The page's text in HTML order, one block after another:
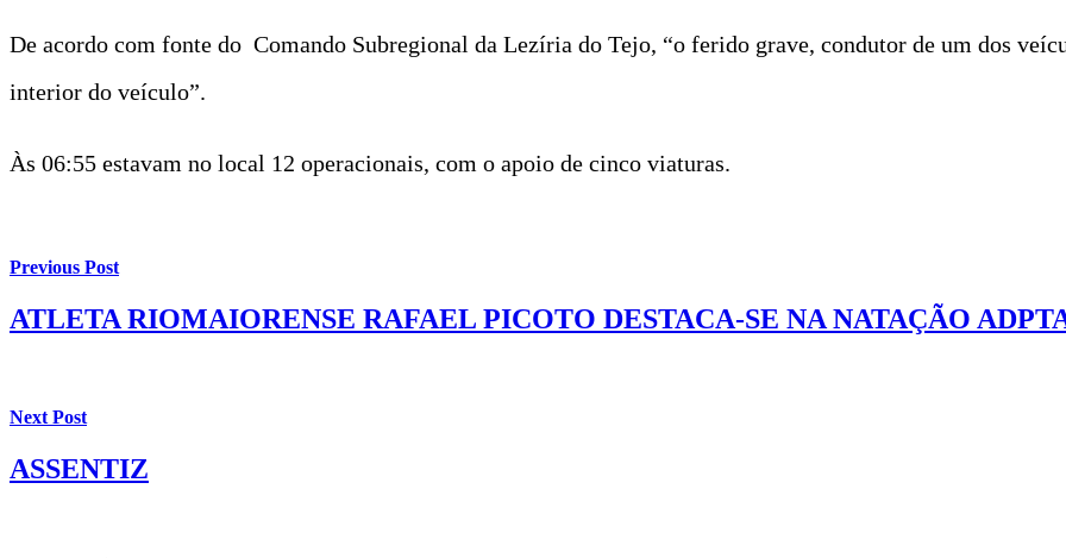
De acordo com fonte do Comando Subregional da Lezíria do Tejo, “o ferido grave, condutor de um dos
interior do veículo”.
Às 06:55 estavam no local 12 operacionais, com o apoio de cinco viaturas.
Previous Post
ATLETA RIOMAIORENSE RAFAEL PICOTO DESTACA-SE NA NATAÇÃO
Next Post
ASSENTIZ